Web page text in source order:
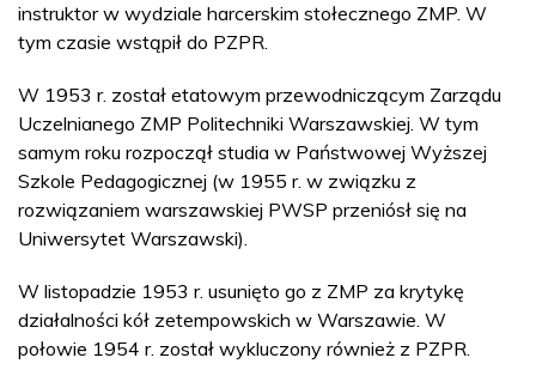
instruktor w wydziale harcerskim stołecznego ZMP. W
tym czasie wstąpił do PZPR.
W 1953 r. został etatowym przewodniczącym Zarządu
Uczelnianego ZMP Politechniki Warszawskiej. W tym
samym roku rozpoczął studia w Państwowej Wyższej
Szkole Pedagogicznej (w 1955 r. w związku z
rozwiązaniem warszawskiej PWSP przeniósł się na
Uniwersytet Warszawski).
W listopadzie 1953 r. usunięto go z ZMP za krytykę
działalności kół zetempowskich w Warszawie. W
połowie 1954 r. został wykluczony również z PZPR.